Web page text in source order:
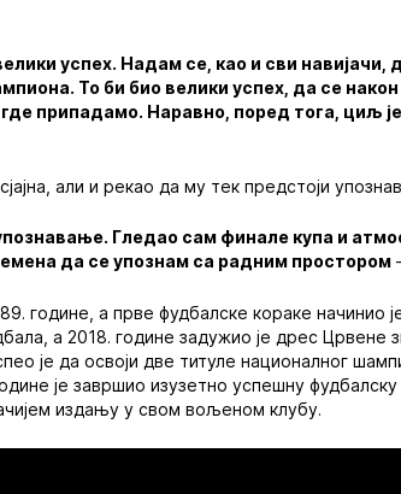
успех. Надам се, као и сви навијачи,
То би био велики успех, да се
припадамо. Наравно, поред тога, циљ
али и рекао да му тек предстоји
Гледао сам финале купа и
да се упознам са радним простором
године, а прве фудбалске кораке начинио
а 2018. године задужио је дрес Црвене
је да освоји две титуле националног
је завршио изузетно успешну фудбалску
издању у свом вољеном клубу.